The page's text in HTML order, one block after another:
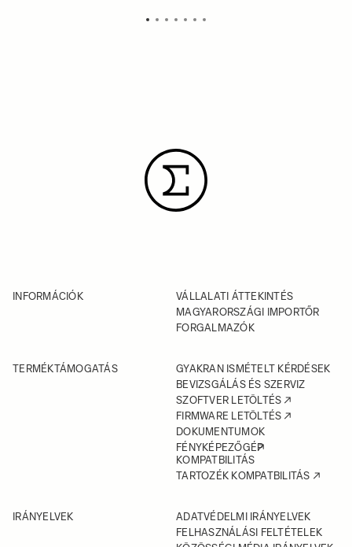
INFORMÁCIÓK
VÁLLALATI ÁTTEKINTÉS
MAGYARORSZÁGI IMPORTŐR
FORGALMAZÓK
TERMÉKTÁMOGATÁS
GYAKRAN ISMÉTELT KÉRDÉSEK
BEVIZSGÁLÁS ÉS SZERVIZ
SZOFTVER LETÖLTÉS
FIRMWARE LETÖLTÉS
DOKUMENTUMOK
FÉNYKÉPEZŐGÉP
KOMPATBILITÁS
TARTOZÉK KOMPATBILITÁS
IRÁNYELVEK
ADATVÉDELMI IRÁNYELVEK
FELHASZNÁLÁSI FELTÉTELEK